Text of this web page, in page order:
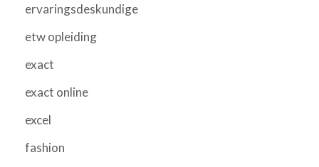
ervaringsdeskundige
etw opleiding
exact
exact online
excel
fashion